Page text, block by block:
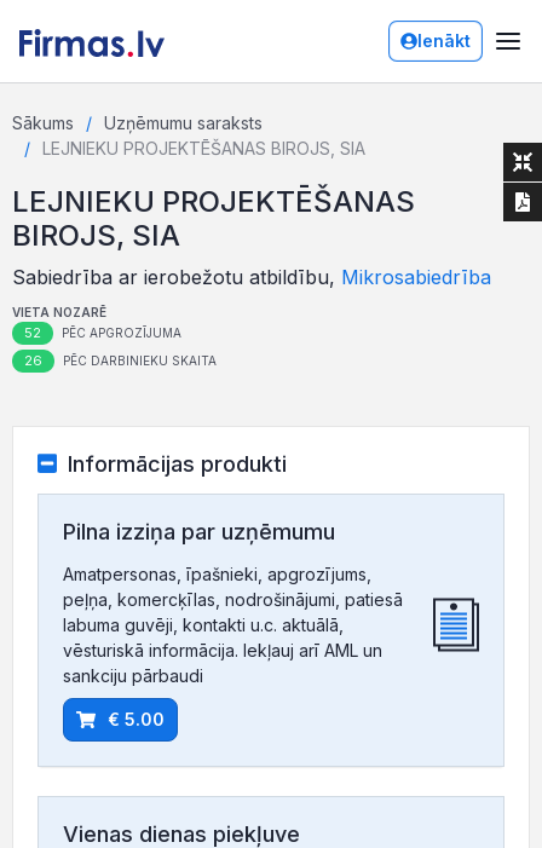
Ienākt
Sākums
Uzņēmumu saraksts
LEJNIEKU PROJEKTĒŠANAS BIROJS, SIA
LEJNIEKU PROJEKTĒŠANAS
BIROJS, SIA
Sabiedrība ar ierobežotu atbildību, Mikrosabiedrība
VIETA NOZARĒ
52 PĒC APGROZĪJUMA
26 PĒC DARBINIEKU SKAITA
Informācijas produkti
Pilna izziņa par uzņēmumu
Amatpersonas, īpašnieki, apgrozījums,
peļņa, komercķīlas, nodrošinājumi, patiesā
labuma guvēji, kontakti u.c. aktuālā,
vēsturiskā informācija. Iekļauj arī AML un
sankciju pārbaudi
€ 5.00
Vienas dienas piekļuve